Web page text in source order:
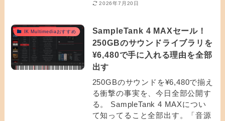
2026年7月20日
IK Multimediaおすすめ
SampleTank 4 MAXセール！
250GBのサウンドライブラリを
¥6,480で手に入れる理由を全部
出す
250GBのサウンドを¥6,480で揃え
る衝撃の事実を、今日全部公開す
る。 SampleTank 4 MAXについ
て知ってること全部出す。「音源